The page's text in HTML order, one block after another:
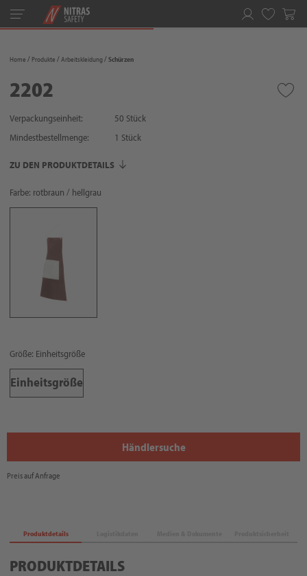
Toggle
navigation
Home Produkte Arbeitskleidung Schürzen
2202
Verpackungseinheit:
50 Stück
Mindestbestellmenge:
1 Stück
ZU DEN PRODUKTDETAILS
Farbe: rotbraun / hellgrau
Größe: Einheitsgröße
Einheitsgröße
Händlersuche
Preis auf Anfrage
Produktdetails
PRODUKTDETAILS